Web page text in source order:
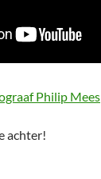
Philip Mees
achter!